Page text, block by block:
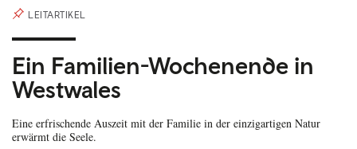
LEITARTIKEL
Ein Familien-Wochenende in
Westwales
Eine erfrischende Auszeit mit der Familie in der einzigartigen Natur
erwärmt die Seele.